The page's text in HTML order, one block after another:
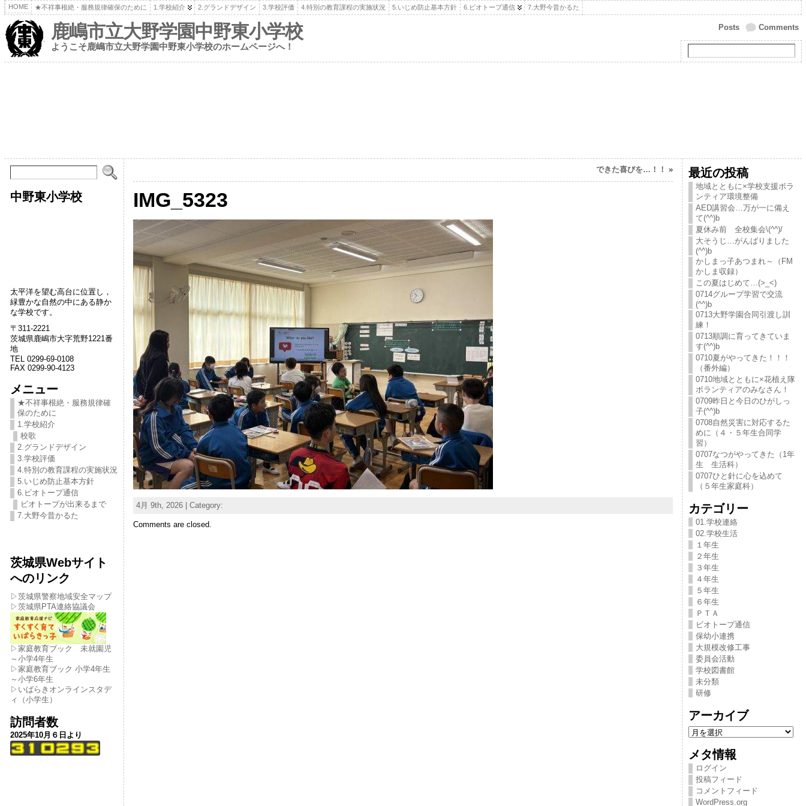
HOME ★不祥事根絶・服務規律確保のために 1.学校紹介 2.グランドデザイン 3.学校評価 4.特別の教育課程の実施状況 5.いじめ防止基本方針 6.ビオトープ通信 7.大野今昔かるた
鹿嶋市立大野学園中野東小学校
ようこそ鹿嶋市立大野学園中野東小学校のホームページへ！
Comments
Posts
中野東小学校
太平洋を望む高台に位置し，
緑豊かな自然の中にある静か
な学校です。
〒311-2221
茨城県鹿嶋市大字荒野1221番
地
TEL 0299-69-0108
FAX 0299-90-4123
メニュー
★不祥事根絶・服務規律確
保のために
1.学校紹介
校歌
2.グランドデザイン
3.学校評価
4.特別の教育課程の実施状況
5.いじめ防止基本方針
6.ビオトープ通信
ビオトープが出来るまで
7.大野今昔かるた
茨城県Webサイト
へのリンク
▷茨城県警察地域安全マップ
▷茨城県PTA連絡協議会
▷家庭教育ブック 未就園児
～小学4年生
▷家庭教育ブック 小学4年生
～小学6年生
▷いばらきオンラインスタデ
ィ（小学生）
訪問者数
2025年10月６日より
できた喜びを…！！ »
IMG_5323
4月 9th, 2026 | Category:
Comments are closed.
最近の投稿
地域とともに×学校支援ボラ
ンティア環境整備
AED講習会…万が一に備え
て(^^)b
夏休み前 全校集会\(^^)/
大そうじ…がんばりました
(^^)b
かしまっ子あつまれ～（FM
かしま収録）
この夏はじめて…(>_<)
0714グループ学習で交流
(^^)b
0713大野学園合同引渡し訓
練！
0713順調に育ってきていま
す(^^)b
0710夏がやってきた！！！
（番外編）
0710地域とともに×花植え隊
ボランティアのみなさん！
0709昨日と今日のひがしっ
子(^^)b
0708自然災害に対応するた
めに（４・５年生合同学
習）
0707なつがやってきた（1年
生 生活科）
0707ひと針に心を込めて
（５年生家庭科）
カテゴリー
01.学校連絡
02.学校生活
１年生
２年生
３年生
４年生
５年生
６年生
ＰＴＡ
ビオトープ通信
保幼小連携
大規模改修工事
委員会活動
学校図書館
未分類
研修
アーカイブ
ア
ー
イ
メタ情報
ログイン
投稿フィード
コメントフィード
WordPress.org